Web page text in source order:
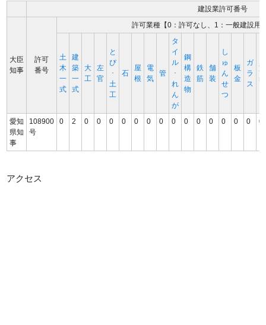
建設業許可番号
大臣
知事
許可
番号
許可業種【0：許可なし、1：一般建設用
土
木
一
式
建
築
一
式
大
工
左
官
と
び
･
土
工
石
屋
根
電
気
管
タ
イ
ル
･
れ
ん
が
鋼
構
造
物
鉄
筋
舗
装
し
ゅ
ん
せ
つ
板
金
ガ
ラ
ス
塗
装
愛知
県知
事
108900
号
0 2 0 0 0 0 0 0 0 0 0 0 0 0 0 0 0
アクセス